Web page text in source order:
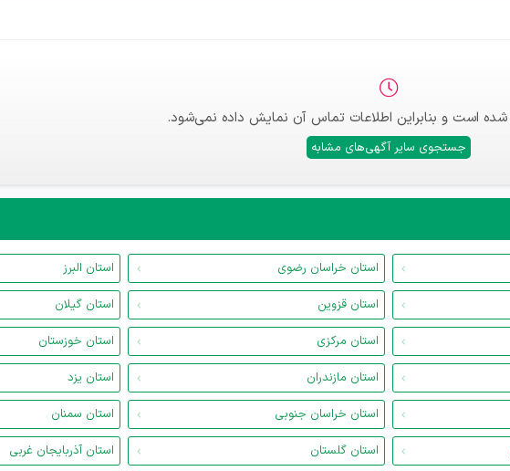
است و بنابراین اطلاعات تماس آن نمایش داده نمی‌شود.
جستجوی سایر آگهی‌های مشابه
استان خراسان رضوی
استان البرز
استان قزوین
استان گیلان
استان مرکزی
استان خوزستان
استان مازندران
استان یزد
استان خراسان جنوبی
استان سمنان
استان گلستان
استان آذربایجان غربی